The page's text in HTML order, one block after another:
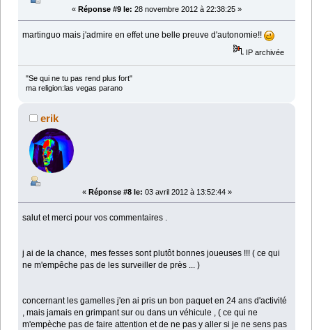
« Réponse #9 le: 28 novembre 2012 à 22:38:25 »
martinguo mais j'admire en effet une belle preuve d'autonomie!!
IP archivée
"Se qui ne tu pas rend plus fort"
ma religion:las vegas parano
erik
« Réponse #8 le: 03 avril 2012 à 13:52:44 »
salut et merci pour vos commentaires .
j ai de la chance, mes fesses sont plutôt bonnes joueuses !!! ( ce qui
ne m'empêche pas de les surveiller de près ... )
concernant les gamelles j'en ai pris un bon paquet en 24 ans d'activité
, mais jamais en grimpant sur ou dans un véhicule , ( ce qui ne
m'empèche pas de faire attention et de ne pas y aller si je ne sens pas